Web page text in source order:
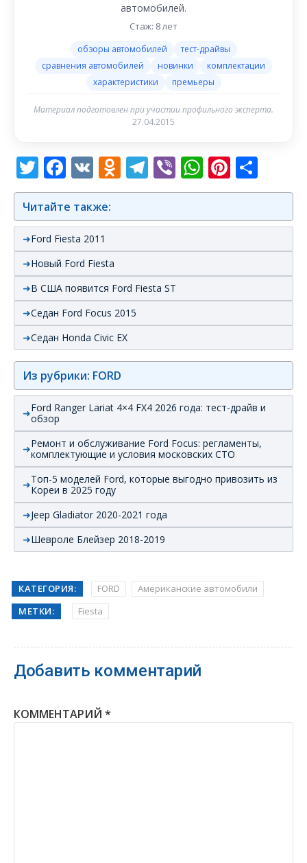
автомобилей.
Стаж: 8 лет
обзоры автомобилей
тест-драйвы
сравнения автомобилей
новинки
комплектации
характеристики
премьеры
Материал подготовлен при участии профильного эксперта.
27.04.2015
Twitter
Facebook
VK Odnoklassniki
Telegram
Viber
Читайте также:
Ford Fiesta 2011
Новый Ford Fiesta
В США появится Ford Fiesta ST
Седан Ford Focus 2015
Седан Honda Civic EX
Из рубрики: FORD
Ford Ranger Lariat 4×4 FX4 2026 года: тест-драйв и
обзор
Ремонт и обслуживание Ford Focus: регламенты,
комплектующие и условия московских СТО
Топ-5 моделей Ford, которые выгодно привозить из
Кореи в 2025 году
Jeep Gladiator 2020-2021 года
Шевроле Блейзер 2018-2019
КАТЕГОРИЯ: FORD
Американские автомобили
МЕТКИ:
Fiesta
Добавить комментарий
КОММЕНТАРИЙ *